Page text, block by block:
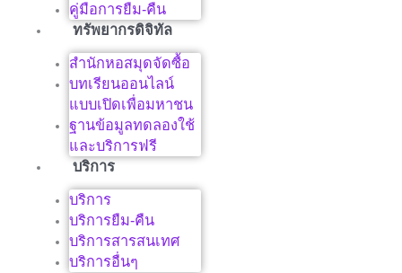
คู่มือการยืม-คืน
ทรัพยากรดิจิทัล
สำนักหอสมุดจัดซื้อ
บทเรียนออนไลน์
แบบเปิดเพื่อมหาชน
ฐานข้อมูลทดลองใช้
และบริการฟรี
บริการ
บริการ
บริการยืม-คืน
บริการสารสนเทศ
บริการอื่นๆ